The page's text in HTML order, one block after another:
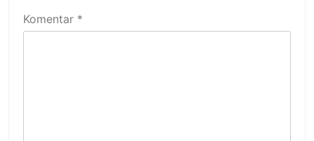
Komentar *